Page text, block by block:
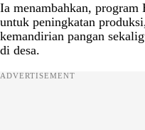
Ia menambahkan,
untuk peningkatan
kemandirian pangan
di desa.
ADVERTISEMENT